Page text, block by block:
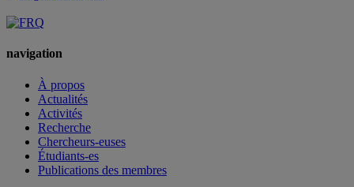
navigation
À propos
Actualités
Activités
Recherche
Chercheurs-euses
Étudiants-es
Publications des membres